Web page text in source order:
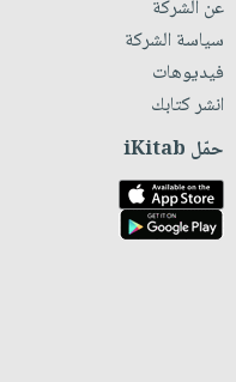
عن الشركة
سياسة الشركة
فيديوهات
انشر كتابك
حمّل iKitab